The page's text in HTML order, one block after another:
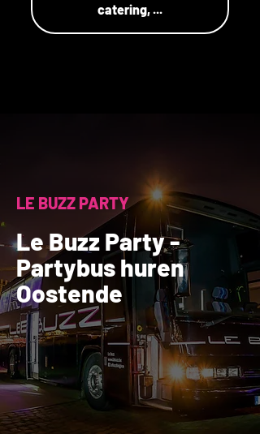
catering, ...
LE BUZZ PARTY
Le Buzz Party -
Partybus huren
Oostende